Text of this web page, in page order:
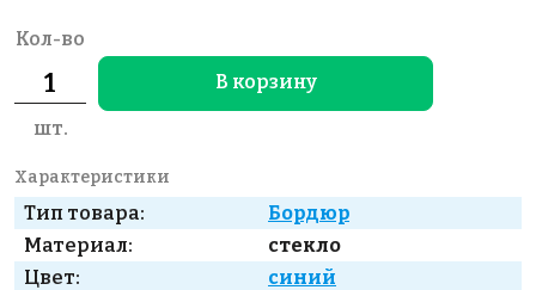
Кол-во
шт.
В корзину
Характеристики
Тип товара:
Бордюр
Материал:
стекло
Цвет:
синий